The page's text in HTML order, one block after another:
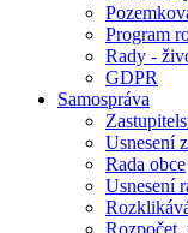
Program
Rady -
GDPR
Samospráva
Usnesení
Rada obce
Usnesení
Rozpočet,